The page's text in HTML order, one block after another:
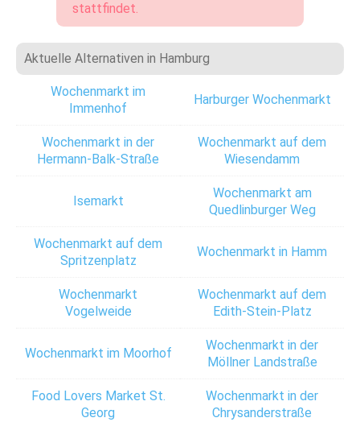
stattfindet.
Aktuelle Alternativen in Hamburg
Wochenmarkt im
Immenhof
Harburger Wochenmarkt
Wochenmarkt in der
Hermann-Balk-Straße
Wochenmarkt auf dem
Wiesendamm
Isemarkt
Wochenmarkt am
Quedlinburger Weg
Wochenmarkt auf dem
Spritzenplatz
Wochenmarkt in Hamm
Wochenmarkt
Vogelweide
Wochenmarkt auf dem
Edith-Stein-Platz
Wochenmarkt im Moorhof
Wochenmarkt in der
Möllner Landstraße
Food Lovers Market St.
Georg
Wochenmarkt in der
Chrysanderstraße